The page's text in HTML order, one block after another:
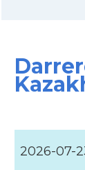
2026-07-